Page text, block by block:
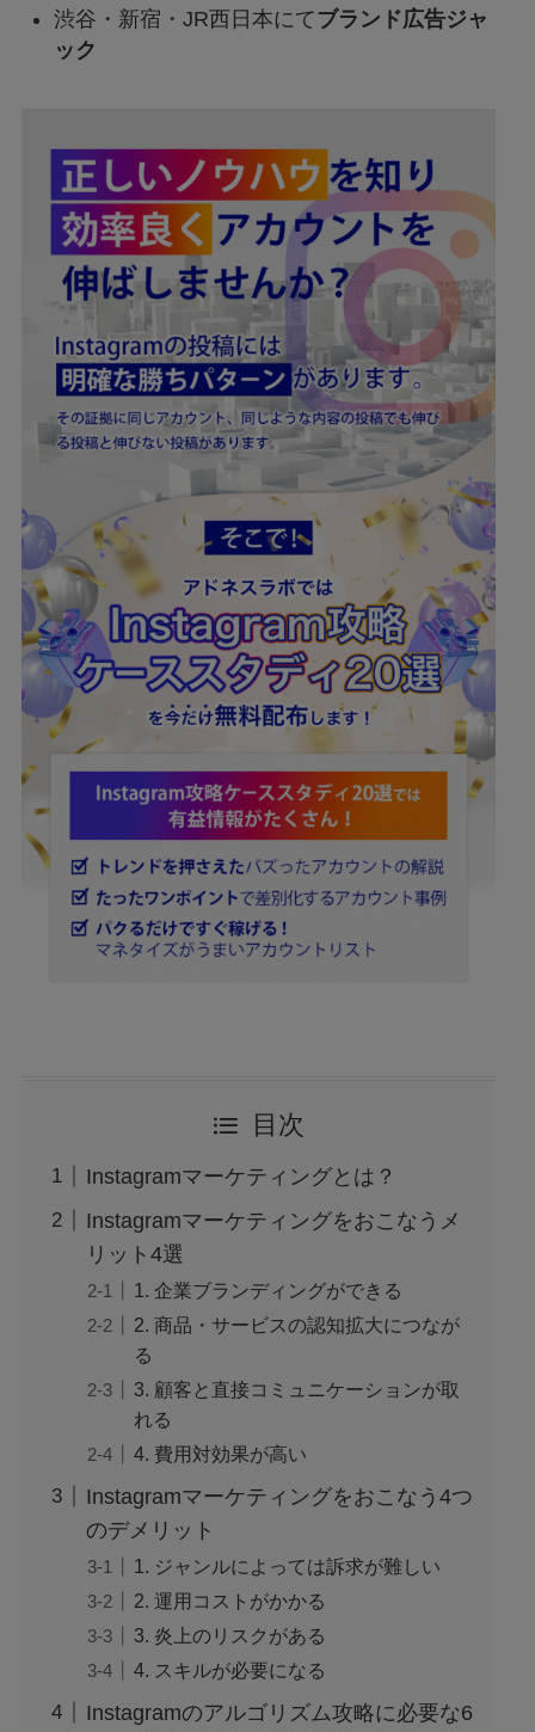
渋谷・新宿・JR西日本にてブランド広告ジャ
ック
目次
Instagramマーケティングとは？
Instagramマーケティングをおこなうメ
リット4選
1. 企業ブランディングができる
2. 商品・サービスの認知拡大につなが
る
3. 顧客と直接コミュニケーションが取
れる
4. 費用対効果が高い
Instagramマーケティングをおこなう4つ
のデメリット
1. ジャンルによっては訴求が難しい
2. 運用コストがかかる
3. 炎上のリスクがある
4. スキルが必要になる
Instagramのアルゴリズム攻略に必要な6